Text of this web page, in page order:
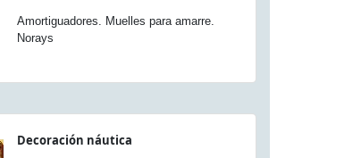
Amortiguadores. Muelles para amarre.
Norays
Decoración náutica